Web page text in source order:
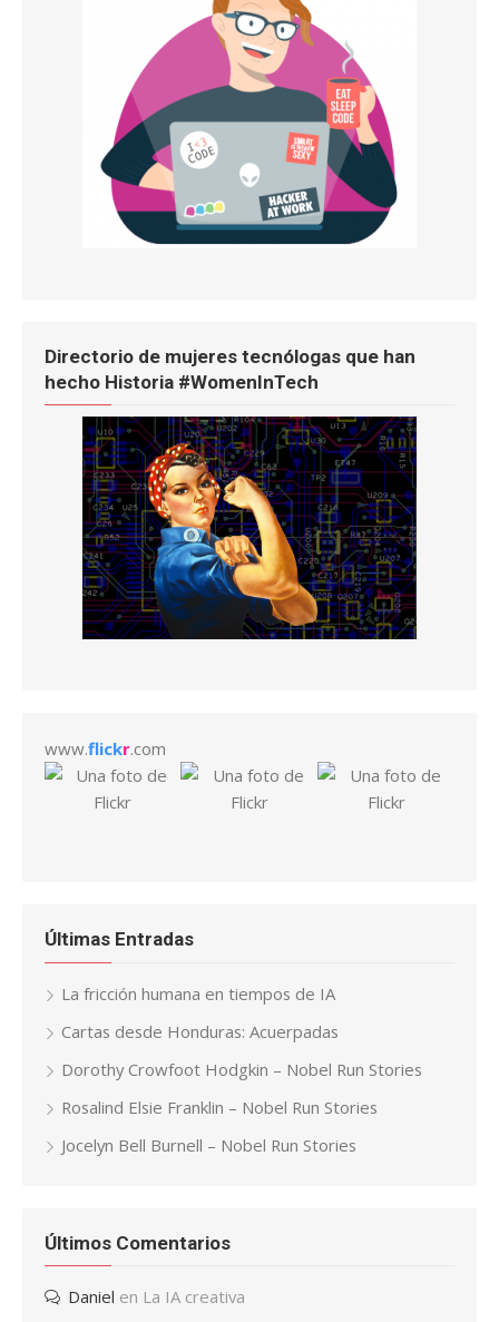
Directorio de mujeres tecnólogas que han
hecho Historia #WomenInTech
www.flickr.com
Últimas Entradas
La fricción humana en tiempos de IA
Cartas desde Honduras: Acuerpadas
Dorothy Crowfoot Hodgkin – Nobel Run Stories
Rosalind Elsie Franklin – Nobel Run Stories
Jocelyn Bell Burnell – Nobel Run Stories
Últimos Comentarios
Daniel en La IA creativa